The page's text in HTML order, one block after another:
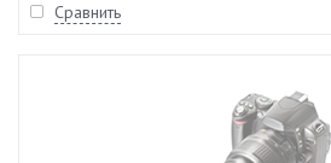
Сравнить